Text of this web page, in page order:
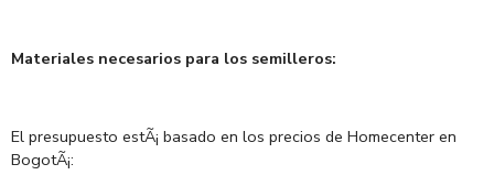
Materiales necesarios para los semilleros:
El presupuesto estÃ¡ basado en los precios de Homecenter en
BogotÃ¡: